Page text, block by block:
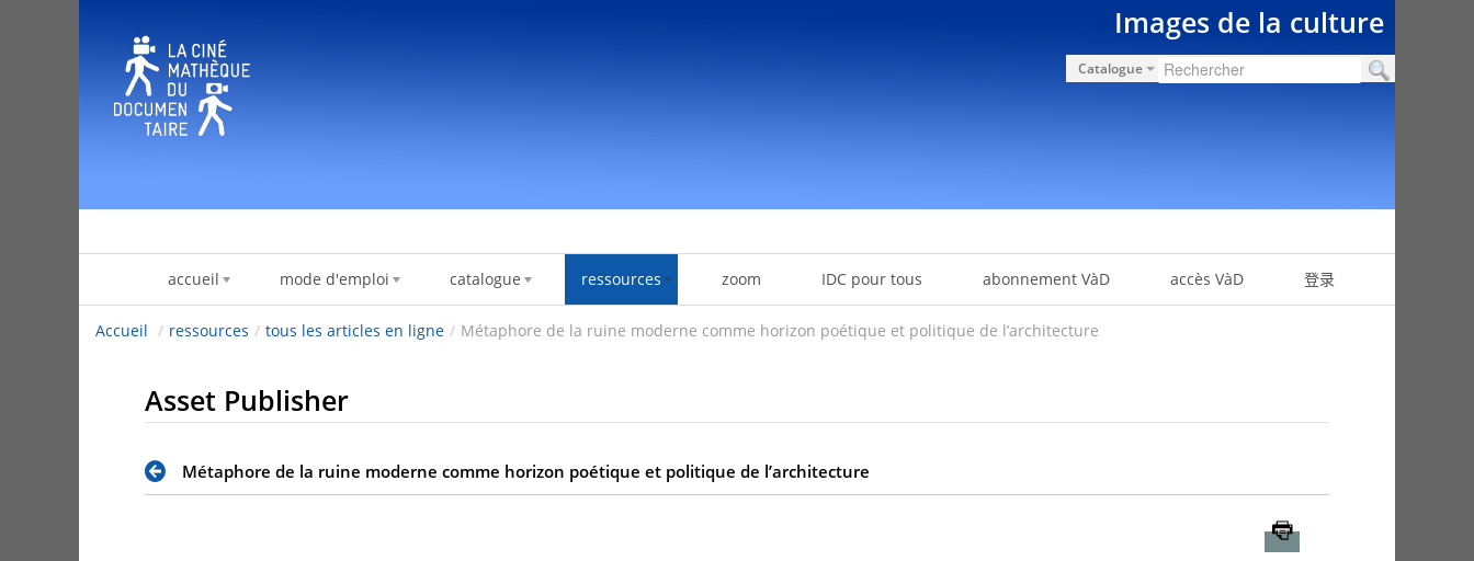
Images de la culture
Catalogue
accueil mode d'emploi catalogue ressources zoom IDC pour tous abonnement VàD accès VàD 登录
Accueil / ressources / tous les articles en ligne / Métaphore de la ruine moderne comme horizon poétique et politique de l’architecture
Asset Publisher
Métaphore de la ruine moderne comme horizon poétique et politique de l’architecture